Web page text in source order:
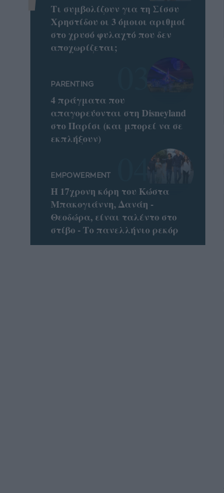
Τι συμβολίζουν για τη Σίσσυ
Χρηστίδου οι 3 όμοιοι αριθμοί
στο χρυσό φυλαχτό που δεν
αποχωρίζεται;
PARENTING
4 πράγματα που
απαγορεύονται στη Disneyland
στο Παρίσι (και μπορεί να σε
εκπλήξουν)
EMPOWERMENT
Η 17χρονη κόρη του Κώστα
Μπακογιάννη, Δανάη -
Θεοδώρα, είναι ταλέντο στο
στίβο - Το πανελλήνιο ρεκόρ